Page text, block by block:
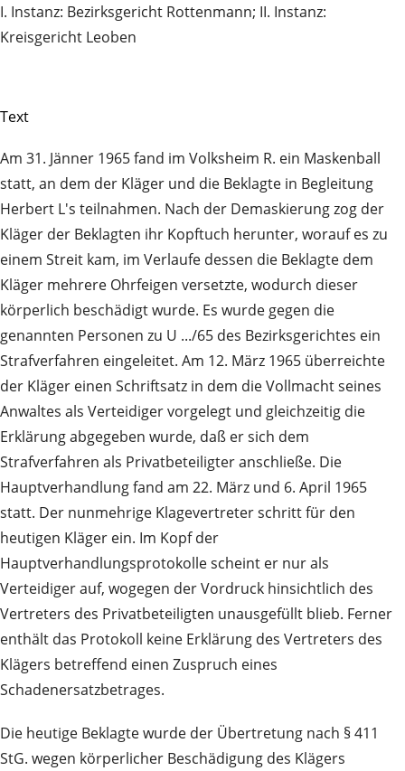
I. Instanz: Bezirksgericht Rottenmann; II. Instanz:
Kreisgericht Leoben
Text
Am 31. Jänner 1965 fand im Volksheim R. ein Maskenball
statt, an dem der Kläger und die Beklagte in Begleitung
Herbert L's teilnahmen. Nach der Demaskierung zog der
Kläger der Beklagten ihr Kopftuch herunter, worauf es zu
einem Streit kam, im Verlaufe dessen die Beklagte dem
Kläger mehrere Ohrfeigen versetzte, wodurch dieser
körperlich beschädigt wurde. Es wurde gegen die
genannten Personen zu U .../65 des Bezirksgerichtes ein
Strafverfahren eingeleitet. Am 12. März 1965 überreichte
der Kläger einen Schriftsatz in dem die Vollmacht seines
Anwaltes als Verteidiger vorgelegt und gleichzeitig die
Erklärung abgegeben wurde, daß er sich dem
Strafverfahren als Privatbeteiligter anschließe. Die
Hauptverhandlung fand am 22. März und 6. April 1965
statt. Der nunmehrige Klagevertreter schritt für den
heutigen Kläger ein. Im Kopf der
Hauptverhandlungsprotokolle scheint er nur als
Verteidiger auf, wogegen der Vordruck hinsichtlich des
Vertreters des Privatbeteiligten unausgefüllt blieb. Ferner
enthält das Protokoll keine Erklärung des Vertreters des
Klägers betreffend einen Zuspruch eines
Schadenersatzbetrages.
Die heutige Beklagte wurde der Übertretung nach § 411
StG. wegen körperlicher Beschädigung des Klägers